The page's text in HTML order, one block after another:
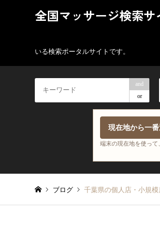
全国マッサージ検索
いる検索ポータルサイトです。
and
or
現在地から一
端末の現在地を使って
ブログ 千葉県の個人店・小規